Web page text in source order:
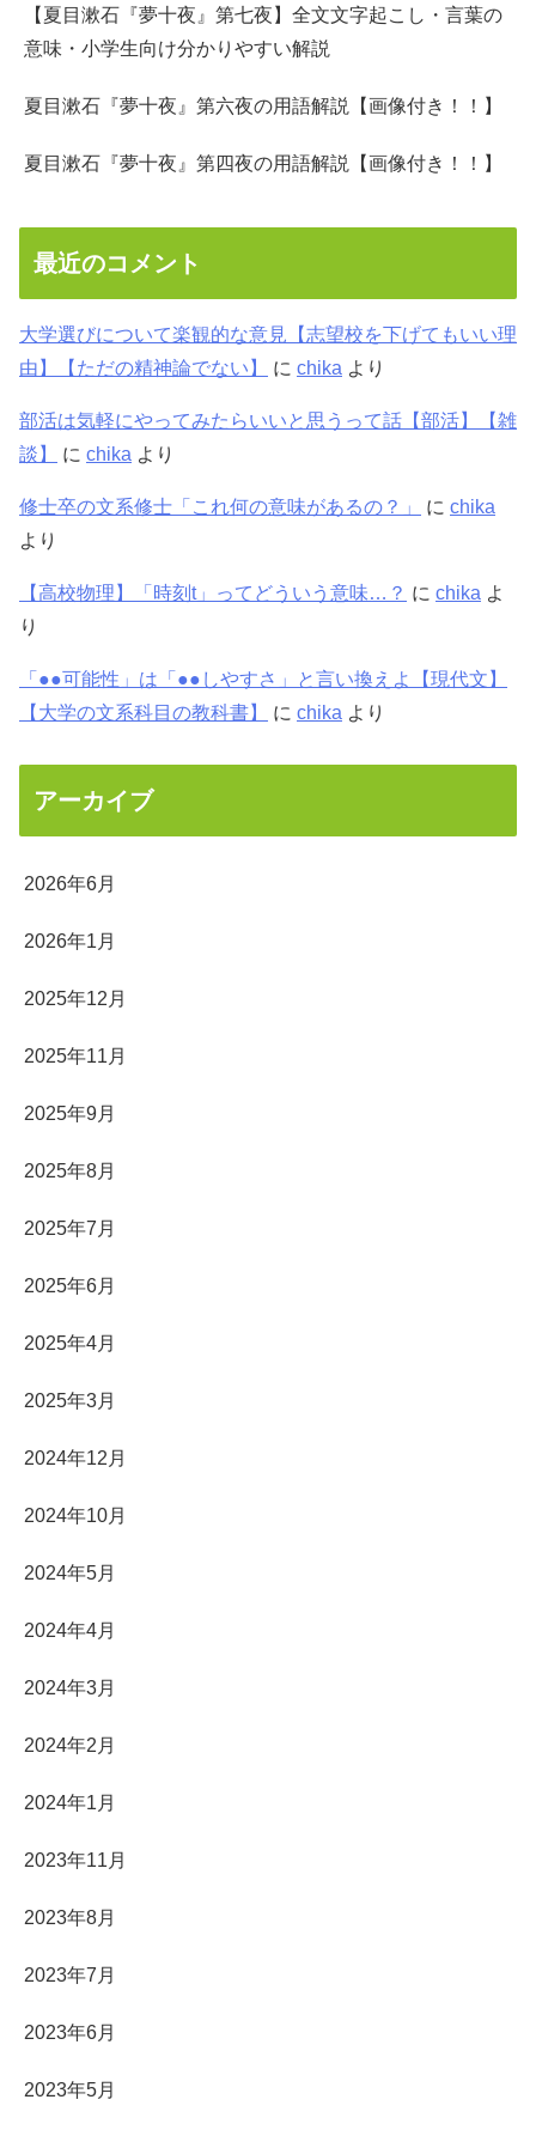
【夏目漱石『夢十夜』第七夜】全文文字起こし・言葉の
意味・小学生向け分かりやすい解説
夏目漱石『夢十夜』第六夜の用語解説【画像付き！！】
夏目漱石『夢十夜』第四夜の用語解説【画像付き！！】
最近のコメント
大学選びについて楽観的な意見【志望校を下げてもいい理
由】【ただの精神論でない】
に chika より
部活は気軽にやってみたらいいと思うって話【部活】【雑
談】
に chika より
修士卒の文系修士「これ何の意味があるの？」 に chika
より
【高校物理】「時刻t」ってどういう意味…？ に chika よ
り
「●●可能性」は「●●しやすさ」と言い換えよ【現代文】
【大学の文系科目の教科書】
に chika より
アーカイブ
2026年6月
2026年1月
2025年12月
2025年11月
2025年9月
2025年8月
2025年7月
2025年6月
2025年4月
2025年3月
2024年12月
2024年10月
2024年5月
2024年4月
2024年3月
2024年2月
2024年1月
2023年11月
2023年8月
2023年7月
2023年6月
2023年5月